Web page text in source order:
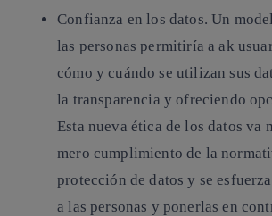
Confianza en los datos. Un
las personas permitiría a ak
cómo y cuándo se utilizan sus
la transparencia y ofreciendo
Esta nueva ética de los datos va
mero cumplimiento de la
protección de datos y se
a las personas y ponerlas en